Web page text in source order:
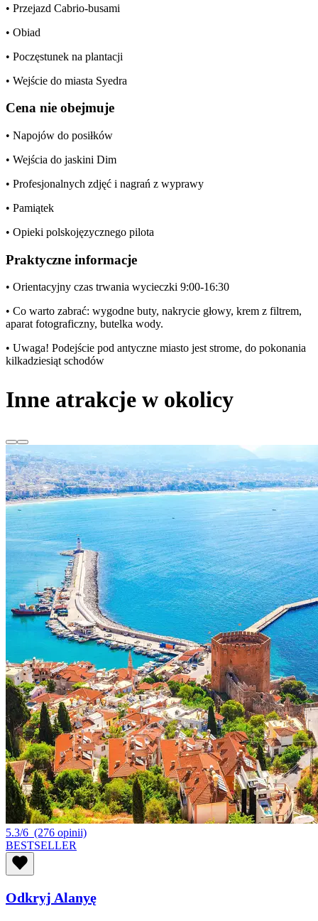
• Przejazd Cabrio-busami
• Obiad
• Poczęstunek na plantacji
• Wejście do miasta Syedra
Cena nie obejmuje
• Napojów do posiłków
• Wejścia do jaskini Dim
• Profesjonalnych zdjęć i nagrań z wyprawy
• Pamiątek
• Opieki polskojęzycznego pilota
Praktyczne informacje
• Orientacyjny czas trwania wycieczki 9:00-16:30
• Co warto zabrać: wygodne buty, nakrycie głowy, krem z filtrem,
aparat fotograficzny, butelka wody.
• Uwaga! Podejście pod antyczne miasto jest strome, do pokonania
kilkadziesiąt schodów
Inne atrakcje w okolicy
5.3/6 (276 opinii)
BESTSELLER
Odkryj Alanyę